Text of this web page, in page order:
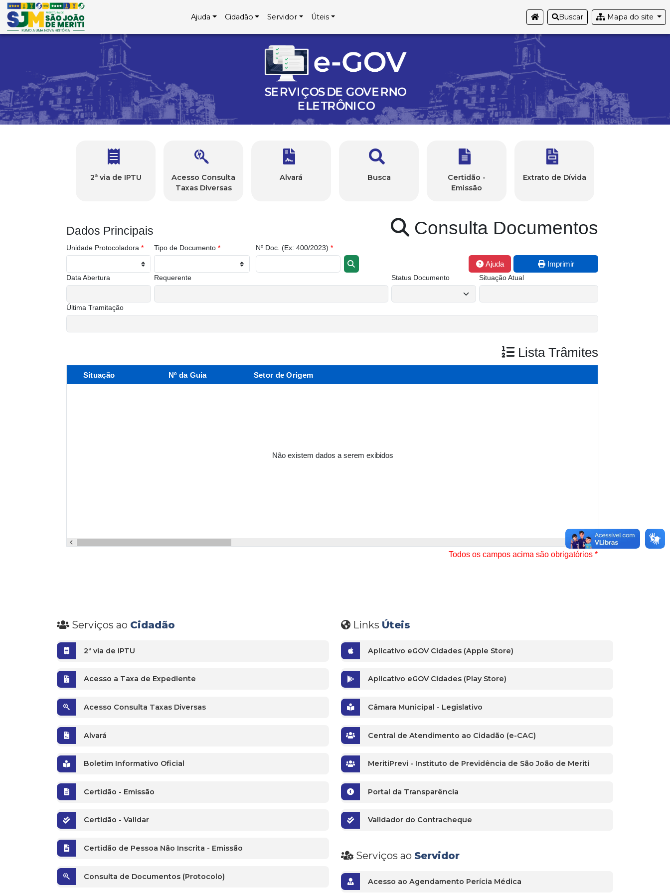
e-GOV - Serviços de Governo Eletrônico
Ajuda Cidadão Servidor Úteis Buscar Mapa do site
2ª via de IPTU
Acesso Consulta
Taxas Diversas
Alvará Busca
Certidão -
Emissão
Extrato de Dívida
Serviços ao Cidadão
2ª via de IPTU
Acesso a Taxa de Expediente
Acesso Consulta Taxas Diversas
Alvará
Boletim Informativo Oficial
Certidão - Emissão
Certidão - Validar
Certidão de Pessoa Não Inscrita - Emissão
Consulta de Documentos (Protocolo)
Links Úteis
Aplicativo eGOV Cidades (Apple Store)
Aplicativo eGOV Cidades (Play Store)
Câmara Municipal - Legislativo
Central de Atendimento ao Cidadão (e-CAC)
MeritiPrevi - Instituto de Previdência de São João de Meriti
Portal da Transparência
Validador do Contracheque
Serviços ao Servidor
Acesso ao Agendamento Perícia Médica